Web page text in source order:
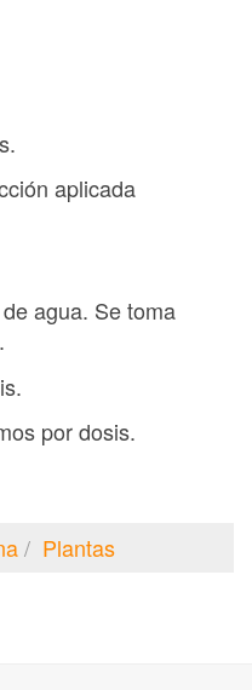
aplicada
agua. Se toma
por dosis.
Plantas